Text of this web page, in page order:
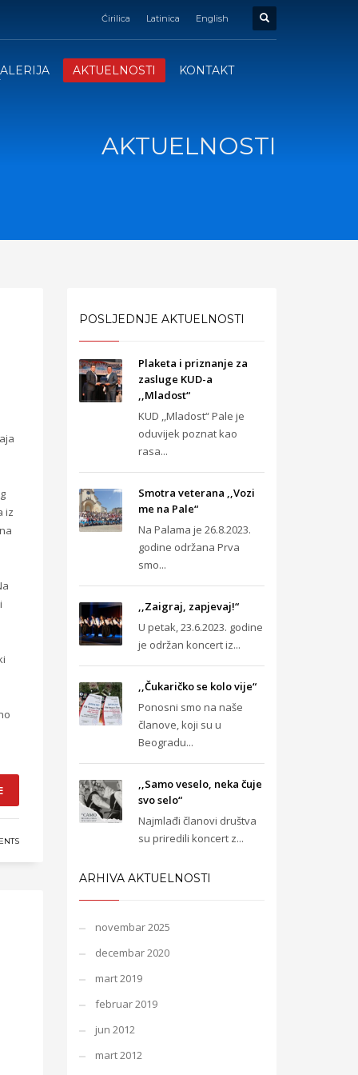
Ćirilica Latinica English
AKTUELNOSTI KONTAKT
AKTUELNOSTI
iz
POSLJEDNJE AKTUELNOSTI
Plaketa i priznanje za
zasluge KUD-a
,,Mladost“
KUD ,,Mladost“ Pale je
oduvijek poznat kao
rasa...
Smotra veterana ,,Vozi
me na Pale“
Na Palama je 26.8.2023.
godine održana Prva
smo...
,,Zaigraj, zapjevaj!“
U petak, 23.6.2023. godine
je održan koncert iz...
,,Čukaričko se kolo vije“
Ponosni smo na naše
članove, koji su u
Beogradu...
,,Samo veselo, neka čuje
svo selo“
Najmlađi članovi društva
su priredili koncert z...
ARHIVA AKTUELNOSTI
novembar 2025
decembar 2020
mart 2019
februar 2019
jun 2012
mart 2012